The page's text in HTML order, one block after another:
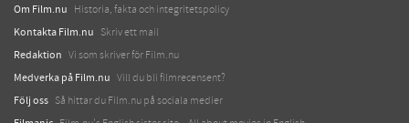
Om Film.nu Historia, fakta och integritetspolicy
Kontakta Film.nu Skriv ett mail
Redaktion Vi som skriver för Film.nu
Medverka på Film.nu Vill du bli filmrecensent?
Följ oss Så hittar du Film.nu på sociala medier